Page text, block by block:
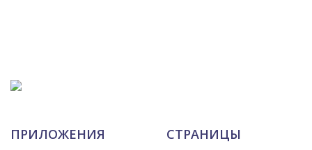
ПРИЛОЖЕНИЯ СТРАНИЦЫ